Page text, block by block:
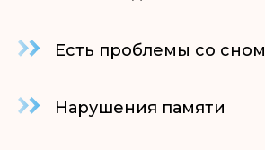
Есть проблемы со сном
Нарушения памяти